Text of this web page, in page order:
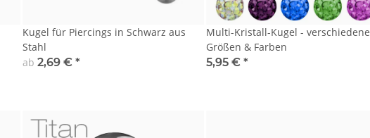
Kugel für Piercings in Schwarz aus
Stahl
ab2,69 €*
Multi-Kristall-Kugel - verschiedene
Größen & Farben
5,95 € *